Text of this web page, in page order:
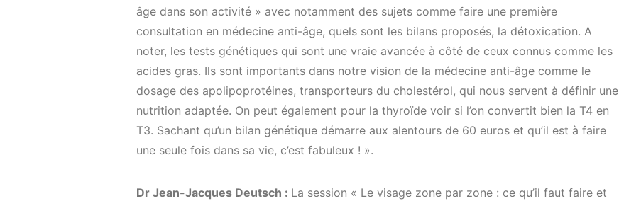
âge dans son activité » avec notamment des sujets comme faire une première
consultation en médecine anti-âge, quels sont les bilans proposés, la détoxication. A
noter, les tests génétiques qui sont une vraie avancée à côté de ceux connus comme les
acides gras. Ils sont importants dans notre vision de la médecine anti-âge comme le
dosage des apolipoprotéines, transporteurs du cholestérol, qui nous servent à définir une
nutrition adaptée. On peut également pour la thyroïde voir si l’on convertit bien la T4 en
T3. Sachant qu’un bilan génétique démarre aux alentours de 60 euros et qu’il est à faire
une seule fois dans sa vie, c’est fabuleux ! ».
Dr Jean-Jacques Deutsch : La session « Le visage zone par zone : ce qu’il faut faire et